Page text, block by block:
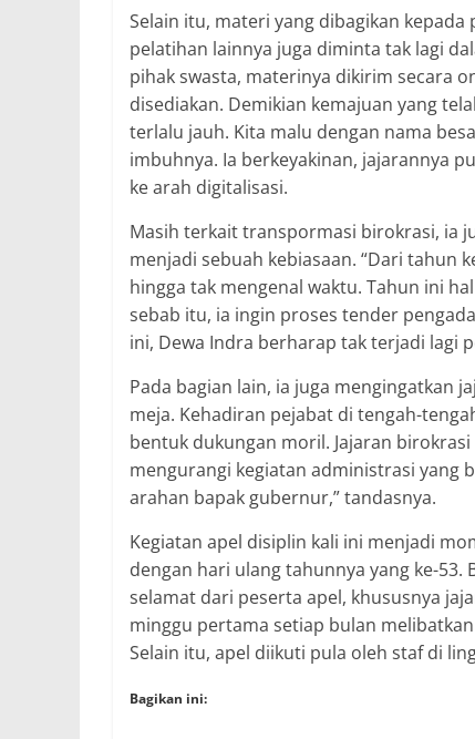
Selain itu, materi yang dibagikan
pelatihan lainnya juga diminta tak lagi
pihak swasta, materinya dikirim secara
disediakan. Demikian kemajuan yang
terlalu jauh. Kita malu dengan nama
imbuhnya. Ia berkeyakinan, jajarannya
ke arah digitalisasi.
Masih terkait transpormasi birokrasi, ia
menjadi sebuah kebiasaan. “Dari tahun
hingga tak mengenal waktu. Tahun ini
sebab itu, ia ingin proses tender
ini, Dewa Indra berharap tak terjadi lagi
Pada bagian lain, ia juga mengingatkan
meja. Kehadiran pejabat di tengah-
bentuk dukungan moril. Jajaran
mengurangi kegiatan administrasi yang
arahan bapak gubernur,” tandasnya.
Kegiatan apel disiplin kali ini menjadi
dengan hari ulang tahunnya yang ke-
selamat dari peserta apel, khususnya
minggu pertama setiap bulan
Selain itu, apel diikuti pula oleh staf di
Bagikan ini: